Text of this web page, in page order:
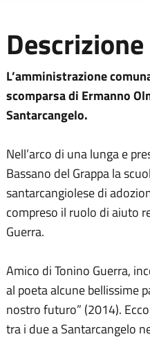
Descrizione
L’amministrazione
scomparsa di Ermanno
Santarcangelo.
Nell’arco di una lunga e
Bassano del Grappa la
santarcangiolese di
compreso il ruolo di aiuto
Guerra.
Amico di Tonino Guerra,
al poeta alcune bellissime
nostro futuro” (2014).
tra i due a Santarcangelo